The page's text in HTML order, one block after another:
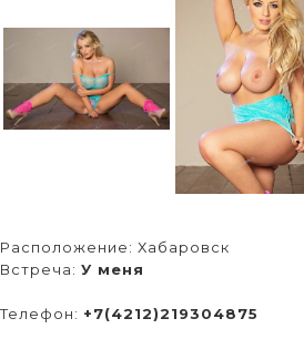
Расположение: Хабаровск
Встреча: У меня
Телефон: +7(4212)219304875